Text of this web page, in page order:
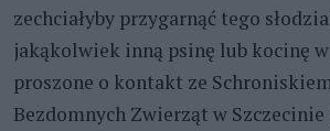
zechciałyby przygarnąć tego
jakąkolwiek inną psinę lub kocinę
proszone o kontakt ze
Bezdomnych Zwierząt w